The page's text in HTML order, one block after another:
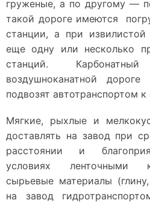
груженые, а по другому —
такой дороге имеются
станции, а при извилистой
еще одну или несколько
станций.
воздушноканатной
подвозят автотранспортом
Мягкие, рыхлые и
доставлять на завод при
расстоянии и
условиях ленточными
сырьевые материалы
на завод